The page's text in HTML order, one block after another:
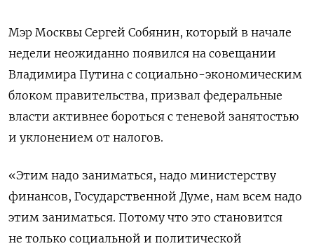
Мэр Москвы Сергей Собянин, который в начале
недели неожиданно появился на совещании
Владимира Путина с социально-экономическим
блоком правительства, призвал федеральные
власти активнее бороться с теневой занятостью
и уклонением от налогов.
«Этим надо заниматься, надо министерству
финансов, Государственной Думе, нам всем надо
этим заниматься. Потому что это становится
не только социальной и политической